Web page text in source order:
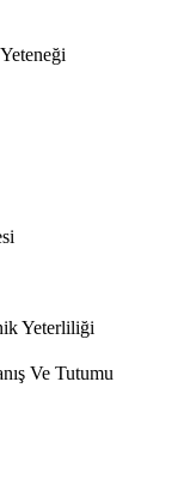
Yeterliliği
Ve Tutumu